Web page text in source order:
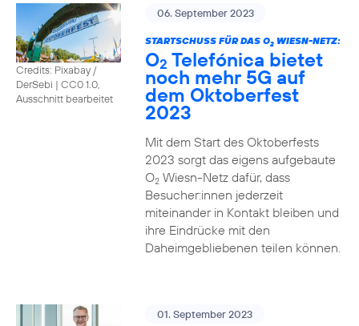
Credits: Pixabay /
DerSebi | CC0 1.0,
Ausschnitt bearbeitet
06. September 2023
STARTSCHUSS FÜR DAS O2WIESN-NETZ:
O2 Telefónica bietet
noch mehr 5G auf
dem Oktoberfest
2023
Mit dem Start des Oktoberfests
2023 sorgt das eigens aufgebaute
O2Wiesn-Netz dafür, dass
Besucher:innen jederzeit
miteinander in Kontakt bleiben und
ihre Eindrücke mit den
Daheimgebliebenen teilen können.
01. September 2023